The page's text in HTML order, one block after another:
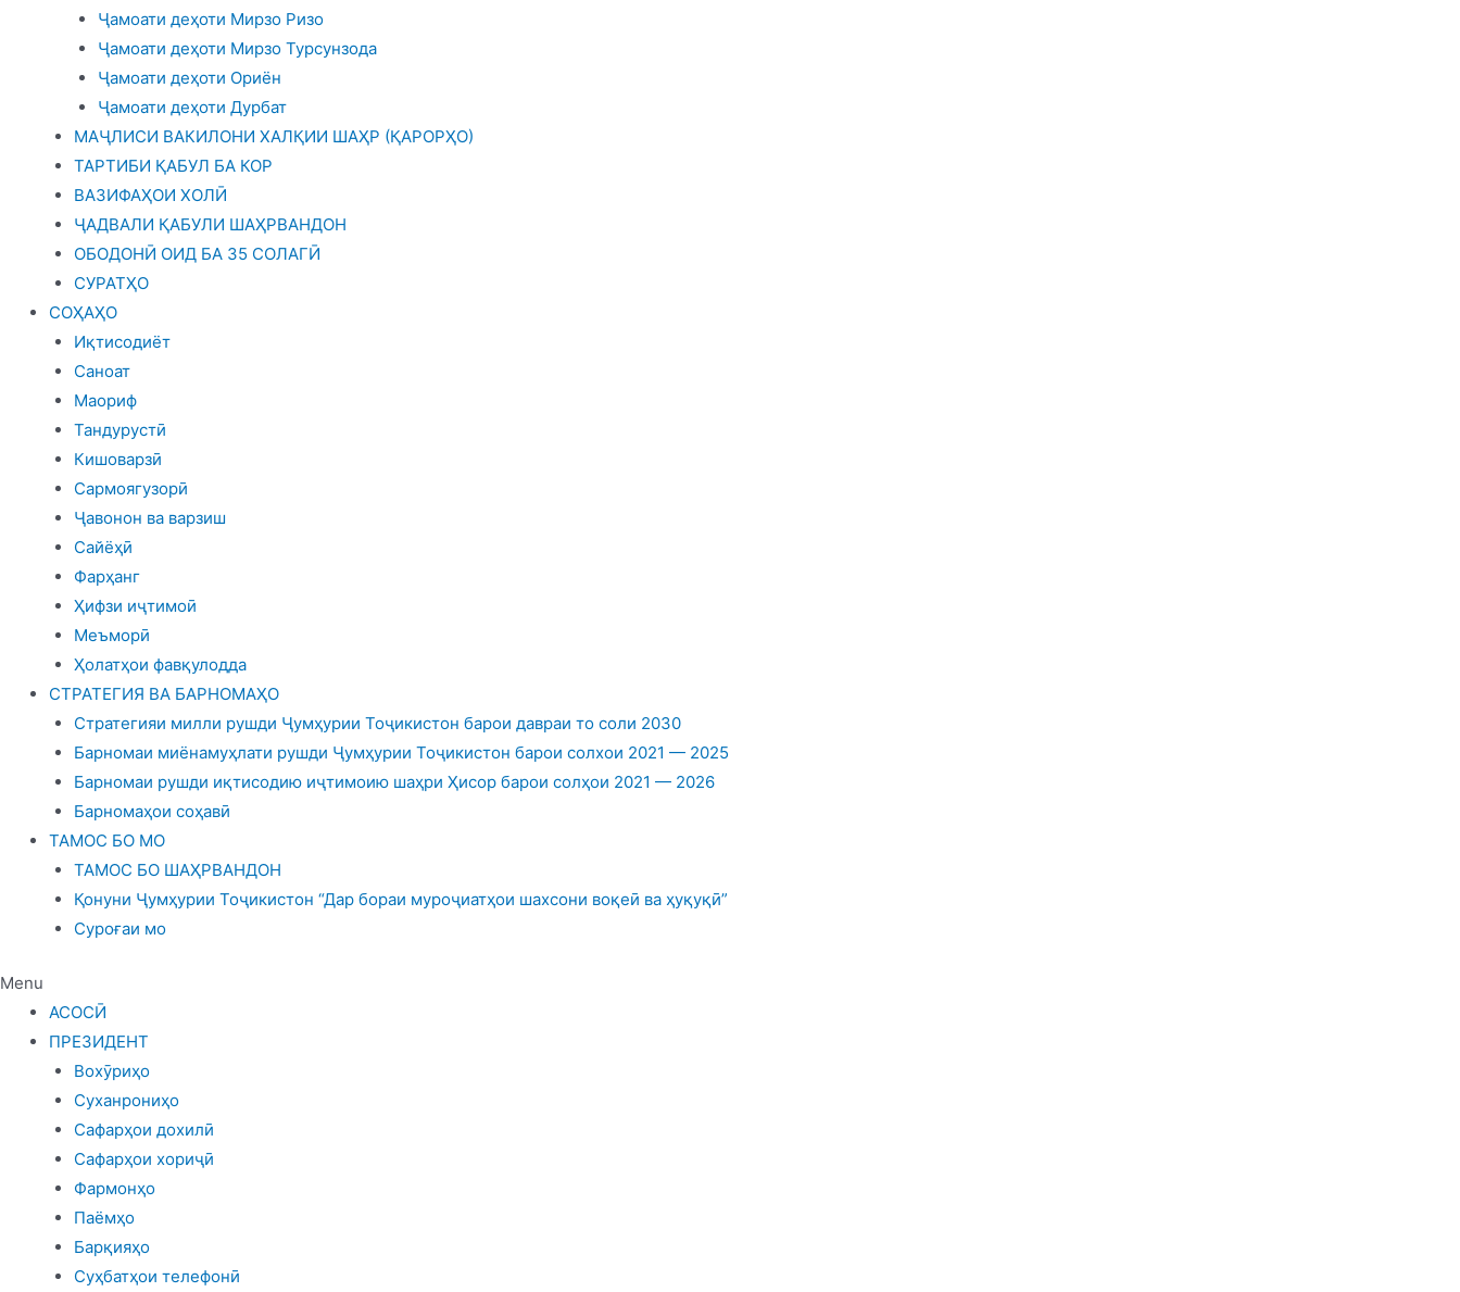
Ҷамоати деҳоти Мирзо Ризо
Ҷамоати деҳоти Мирзо Турсунзода
Ҷамоати деҳоти Ориён
Ҷамоати деҳоти Дурбат
МАҶЛИСИ ВАКИЛОНИ ХАЛҚИИ ШАҲР (ҚАРОРҲО)
ТАРТИБИ ҚАБУЛ БА КОР
ВАЗИФАҲОИ ХОЛӢ
ҶАДВАЛИ ҚАБУЛИ ШАҲРВАНДОН
ОБОДОНӢ ОИД БА 35 СОЛАГӢ
СУРАТҲО
СОҲАҲО
Иқтисодиёт
Саноат
Маориф
Тандурустӣ
Кишоварзӣ
Сармоягузорӣ
Ҷавонон ва варзиш
Сайёҳӣ
Фарҳанг
Ҳифзи иҷтимоӣ
Меъморӣ
Ҳолатҳои фавқулодда
СТРАТЕГИЯ ВА БАРНОМАҲО
Стратегияи милли рушди Ҷумҳурии Тоҷикистон барои давраи то соли 2030
Барномаи миёнамуҳлати рушди Ҷумҳурии Тоҷикистон барои солхои 2021 — 2025
Барномаи рушди иқтисодию иҷтимоию шаҳри Ҳисор барои солҳои 2021 — 2026
Барномаҳои соҳавӣ
ТАМОС БО МО
ТАМОС БО ШАҲРВАНДОН
Қонуни Ҷумҳурии Тоҷикистон “Дар бораи муроҷиатҳои шахсони воқеӣ ва ҳуқуқӣ”
Суроғаи мо
Menu
АСОСӢ
ПРЕЗИДЕНТ
Вохӯриҳо
Суханрониҳо
Сафарҳои дохилӣ
Сафарҳои хориҷӣ
Фармонҳо
Паёмҳо
Барқияҳо
Суҳбатҳои телефонӣ